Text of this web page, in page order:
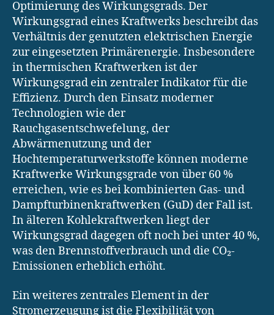
Optimierung des Wirkungsgrads. Der
Wirkungsgrad eines Kraftwerks beschreibt das
Verhältnis der genutzten elektrischen Energie
zur eingesetzten Primärenergie. Insbesondere
in thermischen Kraftwerken ist der
Wirkungsgrad ein zentraler Indikator für die
Effizienz. Durch den Einsatz moderner
Technologien wie der
Rauchgasentschwefelung, der
Abwärmenutzung und der
Hochtemperaturwerkstoffe können moderne
Kraftwerke Wirkungsgrade von über 60 %
erreichen, wie es bei kombinierten Gas- und
Dampfturbinenkraftwerken (GuD) der Fall ist.
In älteren Kohlekraftwerken liegt der
Wirkungsgrad dagegen oft noch bei unter 40 %,
was den Brennstoffverbrauch und die CO₂-
Emissionen erheblich erhöht.
Ein weiteres zentrales Element in der
Stromerzeugung ist die Flexibilität von